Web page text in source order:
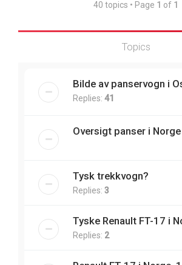
40 topics • Page 1 of 1
Topics
Bilde av panservogn i
Replies: 41
Oversigt panser i
Tysk trekkvogn?
Replies: 3
Tyske Renault FT-17 i
Replies: 2